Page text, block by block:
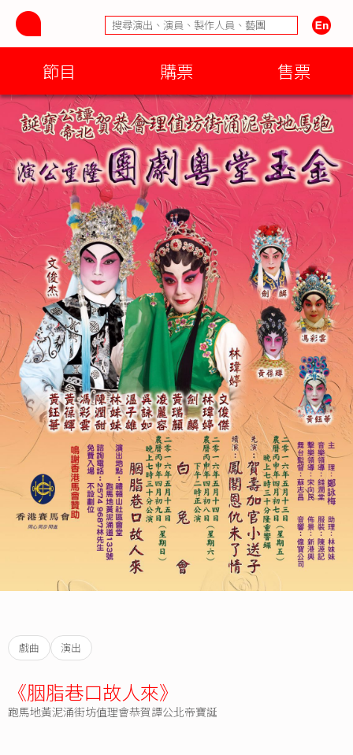
節目 購票 售票
戲曲 演出
《胭脂巷口故人來》
跑馬地黃泥涌街坊值理會恭賀譚公北帝寶誕